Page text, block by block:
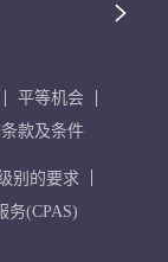
平等机会
款及条件
别的要求
务(CPAS)